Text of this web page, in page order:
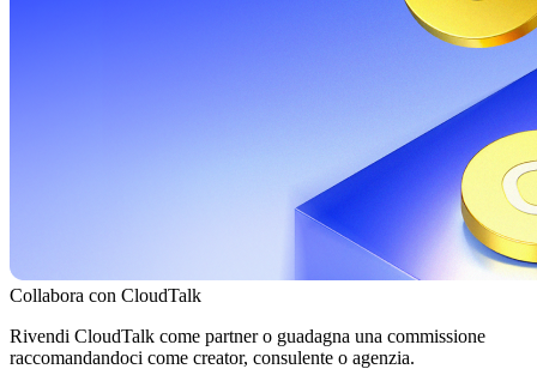
Collabora con CloudTalk
Rivendi CloudTalk come partner o guadagna una commissione
raccomandandoci come creator, consulente o agenzia.